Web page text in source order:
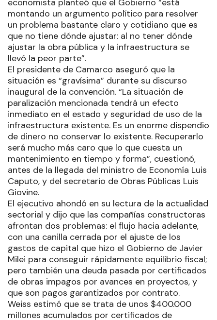
economista planteó que el Gobierno “está
montando un argumento político para resolver
un problema bastante claro y cotidiano que es
que no tiene dónde ajustar: al no tener dónde
ajustar la obra pública y la infraestructura se
llevó la peor parte”.
El presidente de Camarco aseguró que la
situación es “gravísima” durante su discurso
inaugural de la convención. “La situación de
paralización mencionada tendrá un efecto
inmediato en el estado y seguridad de uso de la
infraestructura existente. Es un enorme dispendio
de dinero no conservar lo existente. Recuperarlo
será mucho más caro que lo que cuesta un
mantenimiento en tiempo y forma”, cuestionó,
antes de la llegada del ministro de Economía Luis
Caputo, y del secretario de Obras Públicas Luis
Giovine.
El ejecutivo ahondó en su lectura de la actualidad
sectorial y dijo que las compañías constructoras
afrontan dos problemas: el flujo hacia adelante,
con una canilla cerrada por el ajuste de los
gastos de capital que hizo el Gobierno de Javier
Milei para conseguir rápidamente equilibrio fiscal;
pero también una deuda pasada por certificados
de obras impagos por avances en proyectos, y
que son pagos garantizados por contrato.
Weiss estimó que se trata de unos $400.000
millones acumulados por certificados de